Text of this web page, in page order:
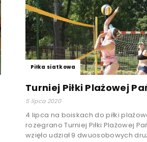
Piłka siatkowa
Turniej Piłki Plażowej
5 lipca 2020
4 lipca na boiskach do piłki
rozegrano Turniej Piłki Plażowej
wzięło udział 9 dwuosobowych